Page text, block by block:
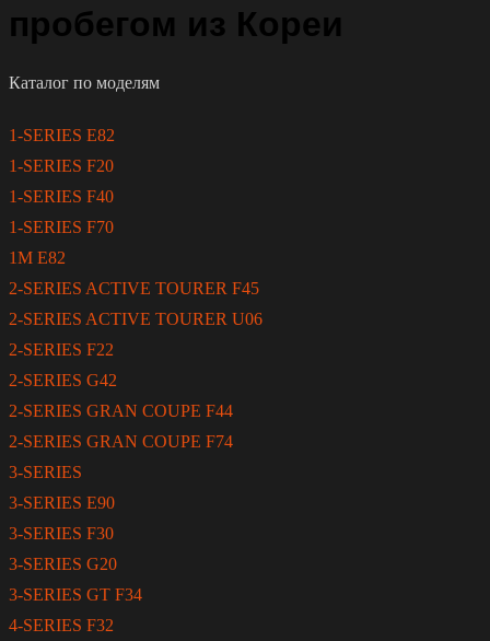
пробегом из Кореи
Каталог по моделям
1-SERIES E82
1-SERIES F20
1-SERIES F40
1-SERIES F70
1M E82
2-SERIES ACTIVE TOURER F45
2-SERIES ACTIVE TOURER U06
2-SERIES F22
2-SERIES G42
2-SERIES GRAN COUPE F44
2-SERIES GRAN COUPE F74
3-SERIES
3-SERIES E90
3-SERIES F30
3-SERIES G20
3-SERIES GT F34
4-SERIES F32